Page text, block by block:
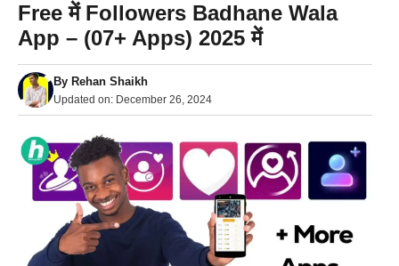
Free में Followers Badhane Wala
App – (07+ Apps) 2025 में
By Rehan Shaikh
Updated on: December 26, 2024